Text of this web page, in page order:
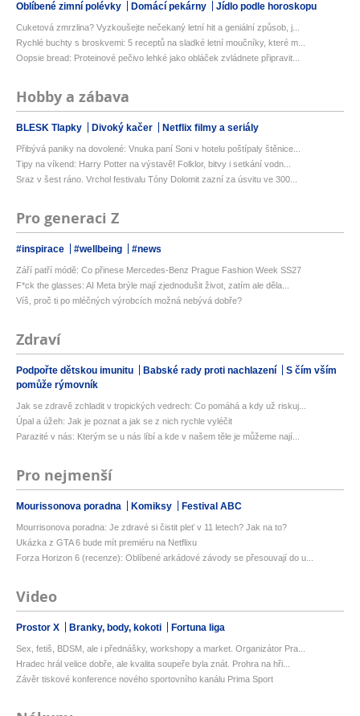
Oblíbené zimní polévky Domácí pekárny Jídlo podle horoskopu
Cuketová zmrzlina? Vyzkoušejte nečekaný letní hit a geniální způsob, j...
Rychlé buchty s broskvemi: 5 receptů na sladké letní moučníky, které m...
Oopsie bread: Proteinové pečivo lehké jako obláček zvládnete připravit...
Hobby a zábava
BLESK Tlapky Divoký kačer Netflix filmy a seriály
Přibývá paniky na dovolené: Vnuka paní Soni v hotelu poštípaly štěnice...
Tipy na víkend: Harry Potter na výstavě! Folklor, bitvy i setkání vodn...
Sraz v šest ráno. Vrchol festivalu Tóny Dolomit zazní za úsvitu ve 300...
Pro generaci Z
#inspirace #wellbeing #news
Září patří módě: Co přinese Mercedes-Benz Prague Fashion Week SS27
F*ck the glasses: AI Meta brýle mají zjednodušit život, zatím ale děla...
Víš, proč ti po mléčných výrobcích možná nebývá dobře?
Zdraví
Podpořte dětskou imunitu Babské rady proti nachlazení
S čím vším
pomůže rýmovník
Jak se zdravě zchladit v tropických vedrech: Co pomáhá a kdy už riskuj...
Úpal a úžeh: Jak je poznat a jak se z nich rychle vyléčit
Parazité v nás: Kterým se u nás líbí a kde v našem těle je můžeme nají...
Pro nejmenší
Mourissonova poradna Komiksy Festival ABC
Mourrisonova poradna: Je zdravé si čistit pleť v 11 letech? Jak na to?
Ukázka z GTA 6 bude mít premiéru na Netflixu
Forza Horizon 6 (recenze): Oblíbené arkádové závody se přesouvají do u...
Video
Prostor X Branky, body, kokoti Fortuna liga
Sex, fetiš, BDSM, ale i přednášky, workshopy a market. Organizátor Pra...
Hradec hrál velice dobře, ale kvalita soupeře byla znát. Prohra na hři...
Závěr tiskové konference nového sportovního kanálu Prima Sport